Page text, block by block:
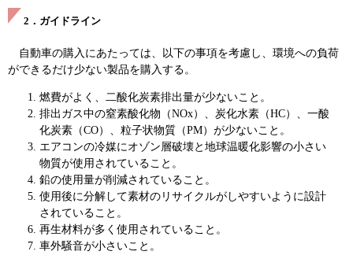
2．ガイドライン
自動車の購入にあたっては、以下の事項を考慮し、環境への負荷
ができるだけ少ない製品を購入する。
燃費がよく、二酸化炭素排出量が少ないこと。
排出ガス中の窒素酸化物（NOx）、炭化水素（HC）、一酸
化炭素（CO）、粒子状物質（PM）が少ないこと。
エアコンの冷媒にオゾン層破壊と地球温暖化影響の小さい
物質が使用されていること。
鉛の使用量が削減されていること。
使用後に分解して素材のリサイクルがしやすいように設計
されていること。
再生材料が多く使用されていること。
車外騒音が小さいこと。